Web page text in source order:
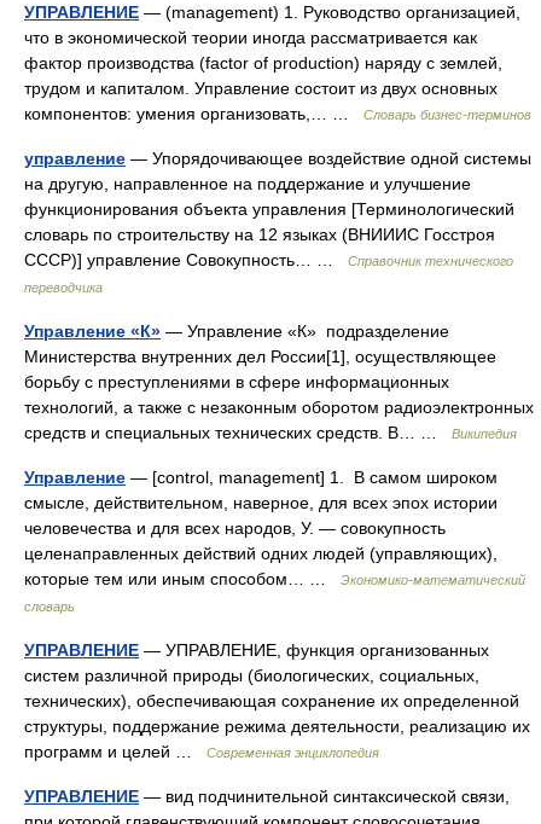
УПРАВЛЕНИЕ — (management) 1. Руководство организацией,
что в экономической теории иногда рассматривается как
фактор производства (factor of production) наряду с землей,
трудом и капиталом. Управление состоит из двух основных
компонентов: умения организовать,… …
Словарь бизнес-терминов
управление — Упорядочивающее воздействие одной системы
на другую, направленное на поддержание и улучшение
функционирования объекта управления [Терминологический
словарь по строительству на 12 языках (ВНИИИС Госстроя
СССР)] управление Совокупность… …
Справочник технического
переводчика
Управление «К» — Управление «К» подразделение
Министерства внутренних дел России[1], осуществляющее
борьбу с преступлениями в сфере информационных
технологий, а также с незаконным оборотом радиоэлектронных
средств и специальных технических средств. В… …
Википедия
Управление — [control, mana­ge­ment] 1. В самом широком
смысле, действительном, наверное, для всех эпох истории
человечества и для всех народов, У. — совокупность
целенаправленных действий одних людей (управляющих),
которые тем или иным способом… …
Экономико-математический
словарь
УПРАВЛЕНИЕ — УПРАВЛЕНИЕ, функция организованных
систем различной природы (биологических, социальных,
технических), обеспечивающая сохранение их определенной
структуры, поддержание режима деятельности, реализацию их
программ и целей …
Современная энциклопедия
УПРАВЛЕНИЕ — вид подчинительной синтаксической связи,